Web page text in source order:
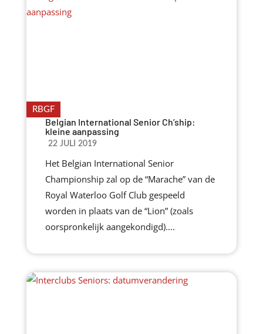
RBGF
Belgian International Senior Ch’ship:
kleine aanpassing
22 JULI 2019
Het Belgian International Senior
Championship zal op de “Marache” van de
Royal Waterloo Golf Club gespeeld
worden in plaats van de “Lion” (zoals
oorspronkelijk aangekondigd)....